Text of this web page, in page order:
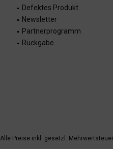
Defektes Produkt
Newsletter
Partnerprogramm
Rückgabe
Preise inkl. gesetzl.